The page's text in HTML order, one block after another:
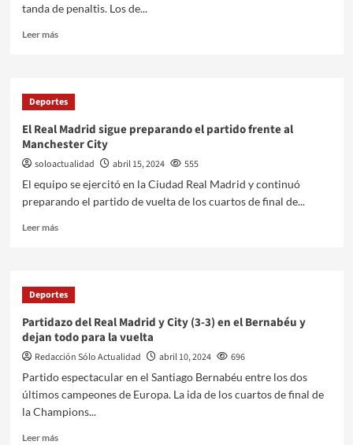
tanda de penaltis. Los de...
Leer más
Deportes
El Real Madrid sigue preparando el partido frente al
Manchester City
soloactualidad abril 15, 2024
555
El equipo se ejercitó en la Ciudad Real Madrid y continuó
preparando el partido de vuelta de los cuartos de final de...
Leer más
Deportes
Partidazo del Real Madrid y City (3-3) en el Bernabéu y
dejan todo para la vuelta
Redacción Sólo Actualidad abril 10, 2024
696
Partido espectacular en el Santiago Bernabéu entre los dos
últimos campeones de Europa. La ida de los cuartos de final de
la Champions...
Leer más